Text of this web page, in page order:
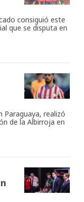
consiguió este
que se disputa en
Paraguaya, realizó
de la Albirroja en